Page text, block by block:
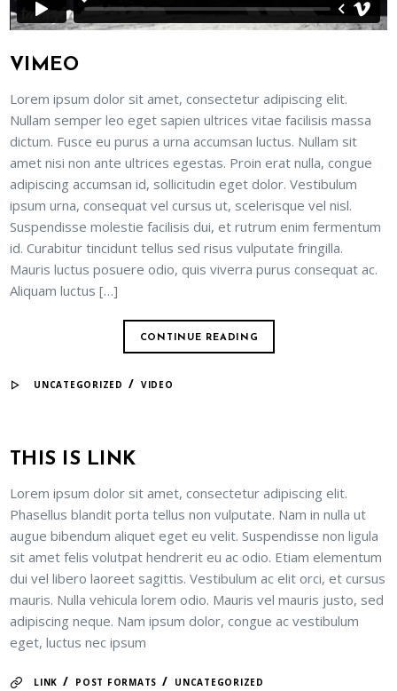
VIMEO
Lorem ipsum dolor sit amet, consectetur adipiscing elit.
Nullam semper leo eget sapien ultrices vitae facilisis massa
dictum. Fusce eu purus a urna accumsan luctus. Nullam sit
amet nisi non ante ultrices egestas. Proin erat nulla, congue
adipiscing accumsan id, sollicitudin eget dolor. Vestibulum
ipsum urna, consequat vel cursus ut, scelerisque vel nisl.
Suspendisse molestie facilisis dui, et rutrum enim fermentum
id. Curabitur tincidunt tellus sed risus vulputate fringilla.
Mauris luctus posuere odio, quis viverra purus consequat ac.
Aliquam luctus […]
CONTINUE READING
UNCATEGORIZED / VIDEO
THIS IS LINK
Lorem ipsum dolor sit amet, consectetur adipiscing elit.
Phasellus blandit porta tellus non vulputate. Nam in nulla ut
augue bibendum aliquet eget eu velit. Suspendisse non ligula
sit amet felis volutpat hendrerit eu ac odio. Etiam elementum
dui vel libero laoreet sagittis. Vestibulum ac elit orci, et cursus
mauris. Nulla vehicula lorem odio. Mauris vel mauris justo, sed
adipiscing neque. Nam ipsum dolor, congue ac vestibulum
eget, luctus nec ipsum
LINK / POST FORMATS / UNCATEGORIZED